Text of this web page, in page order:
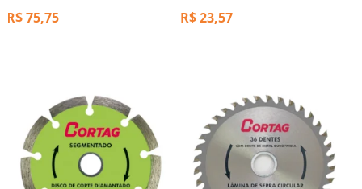
R$75,75 R$23,57